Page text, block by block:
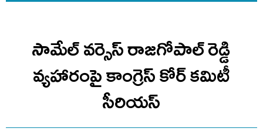
సామేల్ వర్సెస్ రాజగోపాల్ రెడ్డి
వ్యహారంపై కాంగ్రెస్ కోర్ కమిటీ
సీరియస్